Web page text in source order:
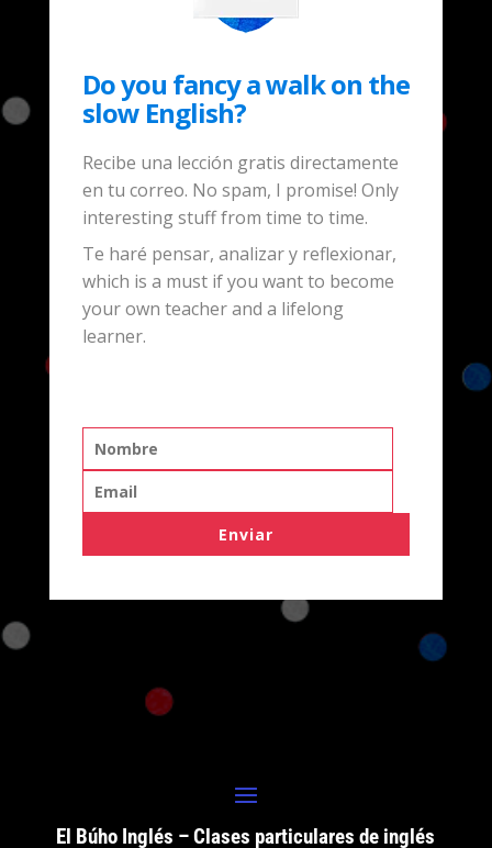
Do you fancy a walk on the
slow English?
Recibe una lección gratis directamente
en tu correo. No spam, I promise! Only
interesting stuff from time to time.
Te haré pensar, analizar y reflexionar,
which is a must if you want to become
your own teacher and a lifelong
learner.
Enviar
El Búho Inglés – Clases particulares de inglés